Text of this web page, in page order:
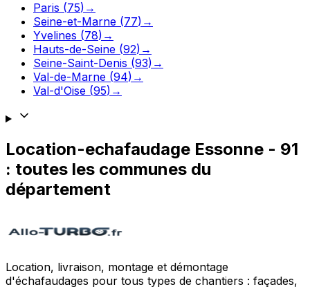
Paris (75) →
Seine-et-Marne (77) →
Yvelines (78) →
Hauts-de-Seine (92) →
Seine-Saint-Denis (93) →
Val-de-Marne (94) →
Val-d'Oise (95) →
Location-echafaudage Essonne - 91
: toutes les communes du
département
Location, livraison, montage et démontage
d'échafaudages pour tous types de chantiers : façades,